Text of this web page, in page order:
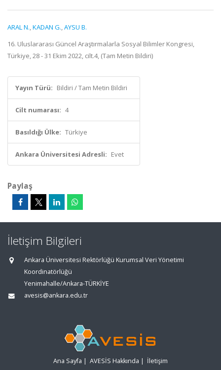
ARAL N.,KADAN G.,AYSU B.
16. Uluslararası Güncel Araştırmalarla Sosyal Bilimler Kongresi,
Türkiye, 28 - 31 Ekim 2022, cilt.4, (Tam Metin Bildiri)
Yayın Türü: Bildiri / Tam Metin Bildiri
Cilt numarası: 4
Basıldığı Ülke: Türkiye
Ankara Üniversitesi Adresli: Evet
Paylaş
İletişim Bilgileri
Ankara Üniversitesi Rektörlüğü Kurumsal Veri Yönetimi
Koordinatörlüğü
Yenimahalle/Ankara-TÜRKİYE
avesis@ankara.edu.tr
Ana Sayfa | AVESİS Hakkında | İletişim